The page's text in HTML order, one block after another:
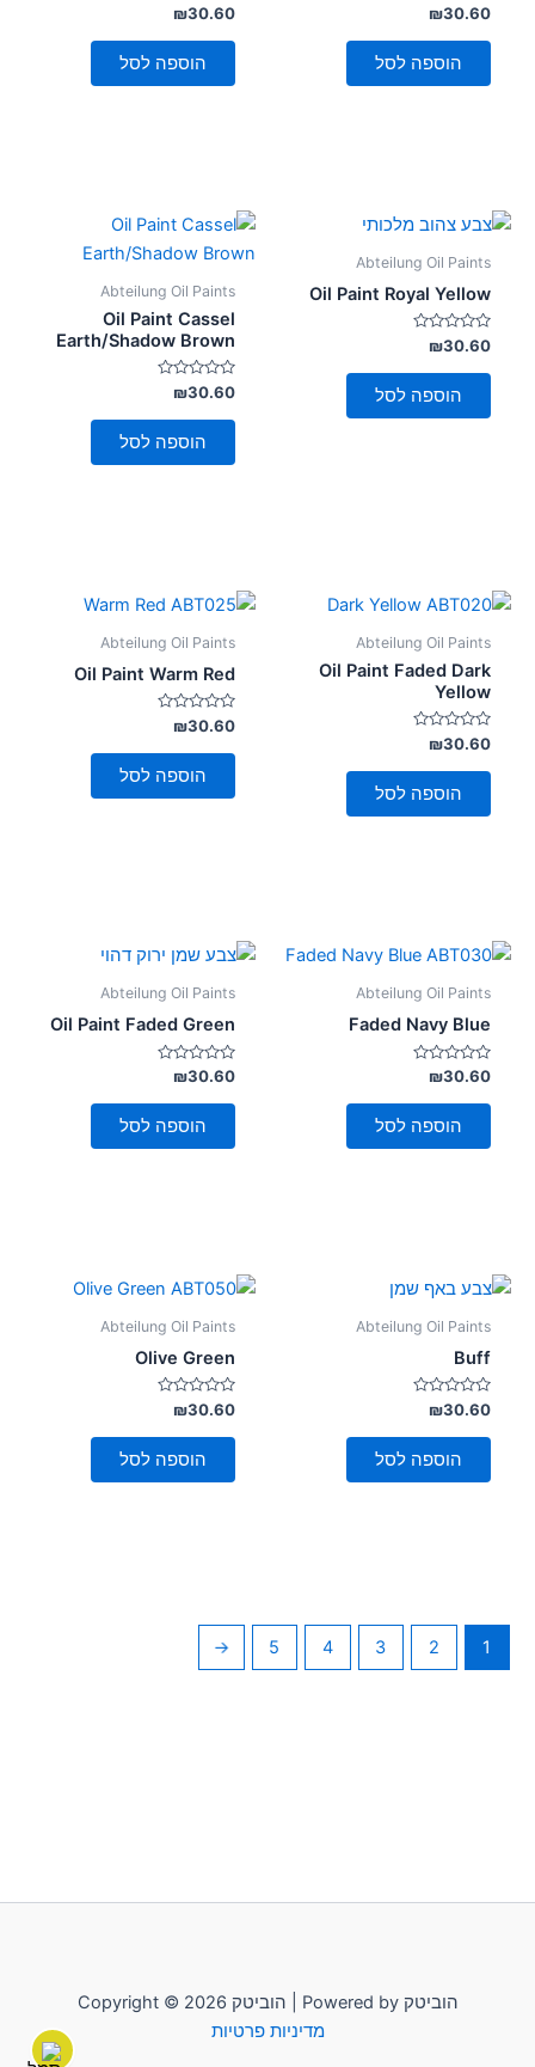
דורג
0
מתוך
₪30.60
הוספה לסל
דורג
0
מתוך
₪30.60
הוספה לסל
Abteilung Oil Paints
Oil Paint Royal Yellow
דורג
0
מתוך
₪30.60
הוספה לסל
Abteilung Oil Paints
Oil Paint Cassel
Earth/Shadow Brown
דורג
0
מתוך
₪30.60
הוספה לסל
Abteilung Oil Paints
Oil Paint Faded Dark
Yellow
דורג
0
מתוך
₪30.60
הוספה לסל
Abteilung Oil Paints
Oil Paint Warm Red
דורג
0
מתוך
₪30.60
הוספה לסל
Abteilung Oil Paints
Faded Navy Blue
דורג
0
מתוך
₪30.60
הוספה לסל
Abteilung Oil Paints
Oil Paint Faded Green
דורג
0
מתוך
₪30.60
הוספה לסל
Abteilung Oil Paints
Buff
דורג
0
מתוך
₪30.60
הוספה לסל
Abteilung Oil Paints
Olive Green
דורג
0
מתוך
₪30.60
הוספה לסל
1
2
3
4
5
←
Copyright © 2026 הוביטק | Powered by הוביטק
מדיניות פרטיות